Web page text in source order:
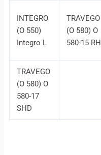
INTEGRO
(O 550)
Integro L
TRAVEGO
(O 580) O
580-15 RH
TRAVEGO
(O 580) O
580-17
SHD